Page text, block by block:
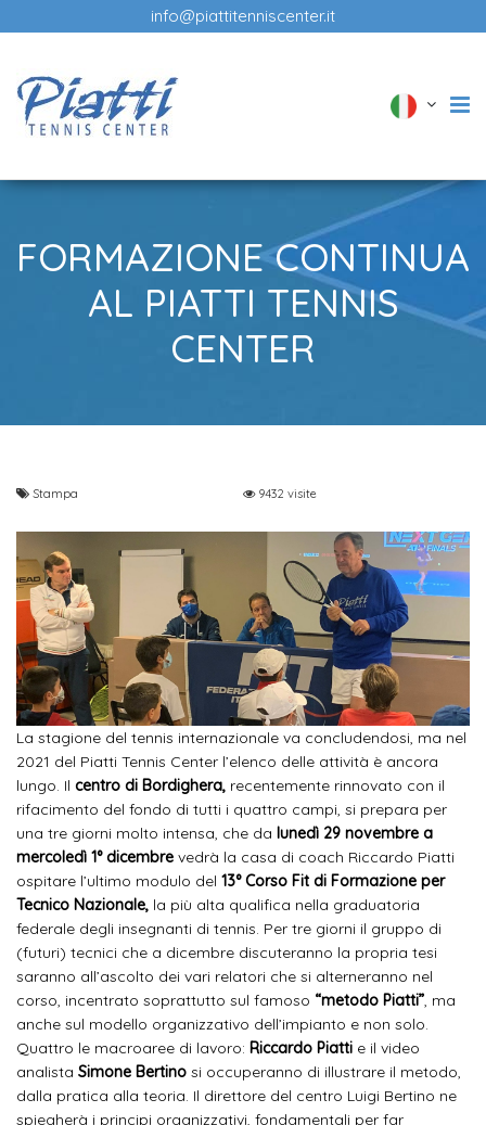
info@piattitenniscenter.it
FORMAZIONE CONTINUA
AL PIATTI TENNIS
CENTER
Stampa 9432 visite
La stagione del tennis internazionale va concludendosi, ma nel
2021 del Piatti Tennis Center l’elenco delle attività è ancora
lungo. Il centro di Bordighera, recentemente rinnovato con il
rifacimento del fondo di tutti i quattro campi, si prepara per
una tre giorni molto intensa, che da lunedì 29 novembre a
mercoledì 1° dicembre vedrà la casa di coach Riccardo Piatti
ospitare l’ultimo modulo del 13° Corso Fit di Formazione per
Tecnico Nazionale, la più alta qualifica nella graduatoria
federale degli insegnanti di tennis. Per tre giorni il gruppo di
(futuri) tecnici che a dicembre discuteranno la propria tesi
saranno all’ascolto dei vari relatori che si alterneranno nel
corso, incentrato soprattutto sul famoso “metodo Piatti”, ma
anche sul modello organizzativo dell’impianto e non solo.
Quattro le macroaree di lavoro: Riccardo Piatti e il video
analista Simone Bertino si occuperanno di illustrare il metodo,
dalla pratica alla teoria. Il direttore del centro Luigi Bertino ne
spiegherà i principi organizzativi, fondamentali per far